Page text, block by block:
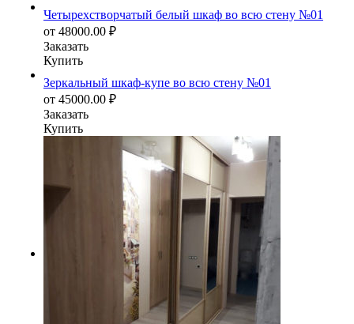
Четырехстворчатый белый шкаф во всю стену №01
от 48000.00 ₽
Заказать
Купить
Зеркальный шкаф-купе во всю стену №01
от 45000.00 ₽
Заказать
Купить